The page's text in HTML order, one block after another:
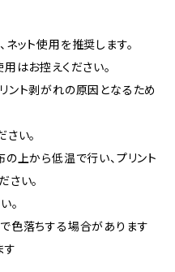
ット使用を推奨します。
はお控えください。
ント剥がれの原因となるため
い。
上から低温で行い、プリント
さい。
。
色落ちする場合があります
す